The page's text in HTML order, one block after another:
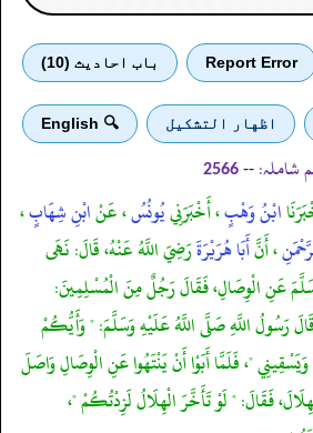
Report Error باب احادیث (10)
اظهار التشكيل 🔍 English
شاملہ: --
2566
ابْنُ وَهْبٍ، أَخْبَرَنِييُونُسُ، عَنْابْنِ شِهَابٍ،
، أَنَّأَبَا هُرَيْرَةَرَضِيَ اللَّهُ عَنْهُ، قَالَ: نَهَى
عَنِ الْوِصَالِ، فَقَالَ رَجُلٌ مِنَ الْمُسْلِمِينَ:
رَسُولُ اللَّهِ صَلَّى اللَّهُ عَلَيْهِ وَسَلَّمَ: " وَأَيُّكُمْ
"، فَلَمَّا أَبَوْا أَنْ يَنْتَهُوا عَنِ الْوِصَالِ وَاصَلَ
فَقَالَ: " لَوْ تَأَخَّرَ الْهِلَالُ لَزِدْتُكُمْ "،